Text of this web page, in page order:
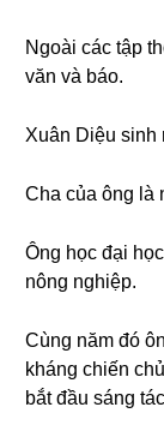
Ngoài các tập
văn và báo.
Xuân Diệu sinh
Cha của ông là
Ông học đại
nông nghiệp.
Cùng năm đó
kháng chiến
bắt đầu sáng